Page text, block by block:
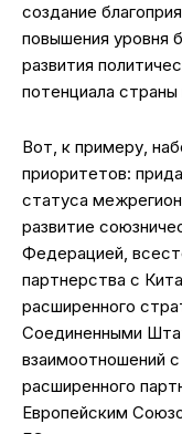
создание
повышения уровня
развития
потенциала страны
Вот, к примеру,
приоритетов:
статуса
развитие
Федерацией,
партнерства с
расширенного
Соединенными
взаимоотношений
расширенного
Европейским